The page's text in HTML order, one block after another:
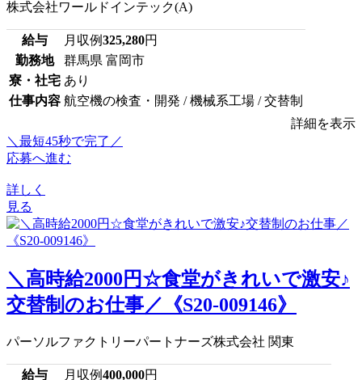
株式会社ワールドインテック(A)
給与 月収例325,280円
勤務地
群馬県 富岡市
寮・社宅 あり
仕事内容 航空機の検査・開発 / 機械系工場 / 交替制
詳細を表示
＼最短45秒で完了／
応募へ進む
詳しく
見る
＼高時給2000円☆食堂がきれいで激安♪
交替制のお仕事／《S20-009146》
パーソルファクトリーパートナーズ株式会社 関東
給与 月収例400,000円